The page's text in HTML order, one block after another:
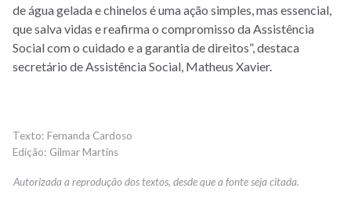
de água gelada e chinelos é uma ação simples, mas essencial,
que salva vidas e reafirma o compromisso da Assistência
Social com o cuidado e a garantia de direitos”, destaca
secretário de Assistência Social, Matheus Xavier.
Fernanda Cardoso
Gilmar Martins